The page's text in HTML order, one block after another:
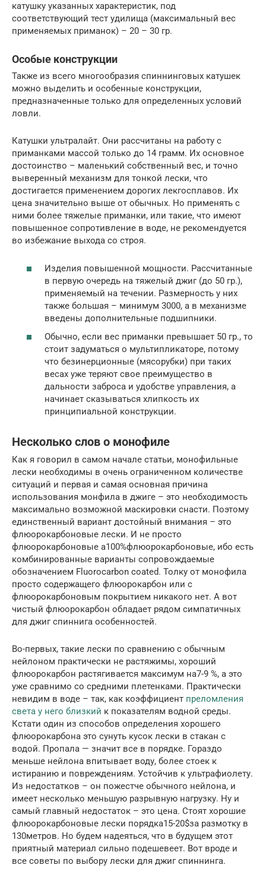
катушку указанных характеристик, под
соответствующий тест удилища (максимальный вес
применяемых приманок) – 20 – 30 гр.
Особые конструкции
Также из всего многообразия спиннинговых катушек
можно выделить и особенные конструкции,
предназначенные только для определенных условий
ловли.
Катушки ультралайт. Они рассчитаны на работу с
приманками массой только до 14 грамм. Их основное
достоинство – маленький собственный вес, и точно
выверенный механизм для тонкой лески, что
достигается применением дорогих лекгосплавов. Их
цена значительно выше от обычных. Но применять с
ними более тяжелые приманки, или такие, что имеют
повышенное сопротивление в воде, не рекомендуется
во избежание выхода со строя.
Изделия повышенной мощности. Рассчитанные
в первую очередь на тяжелый джиг (до 50 гр.),
применяемый на течении. Размерность у них
также большая – минимум 3000, а в механизме
введены дополнительные подшипники.
Обычно, если вес приманки превышает 50 гр., то
стоит задуматься о мультипликаторе, потому
что безинерционные (мясорубки) при таких
весах уже теряют свое преимущество в
дальности заброса и удобстве управления, а
начинает сказываться хлипкость их
принципиальной конструкции.
Несколько слов о монофиле
Как я говорил в самом начале статьи, монофильные
лески необходимы в очень ограниченном количестве
ситуаций и первая и самая основная причина
использования монфила в джиге – это необходимость
максимально возможной маскировки снасти. Поэтому
единственный вариант достойный внимания – это
флюорокарбоновые лески. И не просто
флюорокарбоновые а100%флюорокарбоновые, ибо есть
комбинированные варианты сопровождаемые
обозначением Fluorocarbon coated. Толку от монофила
просто содержащего флюорокарбон или с
флюорокарбоновым покрытием никакого нет. А вот
чистый флюорокарбон обладает рядом симпатичных
для джиг спиннига особенностей.
Во-первых, такие лески по сравнению с обычным
нейлоном практически не растяжимы, хороший
флюорокарбон растягивается максимум на7-9 %, а это
уже сравнимо со средними плетенками. Практически
невидим в воде – так, как коэффициент преломления
света у него близкий к показателям водной среды.
Кстати один из способов определения хорошего
флюорокарбона это сунуть кусок лески в стакан с
водой. Пропала — значит все в порядке. Гораздо
меньше нейлона впитывает воду, более стоек к
истиранию и повреждениям. Устойчив к ультрафиолету.
Из недостатков – он пожестче обычного нейлона, и
имеет несколько меньшую разрывную нагрузку. Ну и
самый главный недостаток – это цена. Стоят хорошие
флюорокарбоновые лески порядка15-20$за размотку в
130метров. Но будем надеяться, что в будущем этот
приятный материал сильно подешевеет. Вот вроде и
все советы по выбору лески для джиг спиннинга.